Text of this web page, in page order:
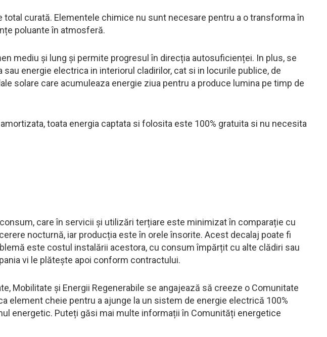
total curată. Elementele chimice nu sunt necesare pentru a o transforma în
poluante în atmosferă.
mediu și lung și permite progresul în direcția autosuficienței. In plus, se
energie electrica in interiorul cladirilor, cat si in locurile publice, de
solare care acumuleaza energie ziua pentru a produce lumina pe timp de
toata energia captata si folosita este 100% gratuita si nu necesita
care în servicii și utilizări terțiare este minimizat în comparație cu
nocturnă, iar producția este în orele însorite. Acest decalaj poate fi
este costul instalării acestora, cu consum împărțit cu alte clădiri sau
vi le plătește apoi conform contractului.
Mobilitate și Energii Regenerabile se angajează să creeze o Comunitate
element cheie pentru a ajunge la un sistem de energie electrică 100%
energetic. Puteți găsi mai multe informații în Comunități energetice